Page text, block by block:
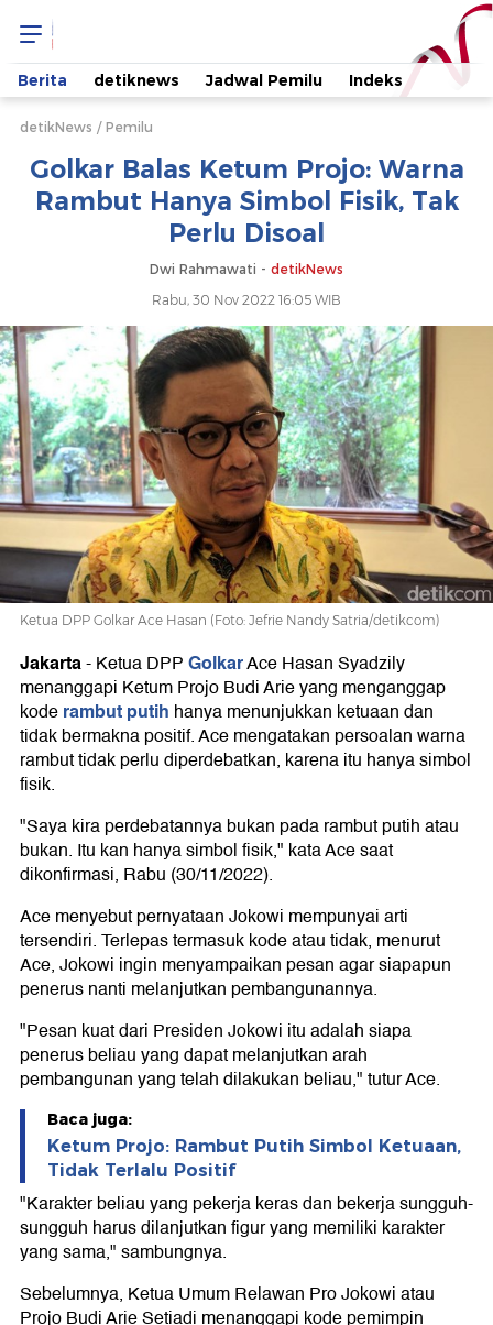
Golkar
Balas
Ketum
Projo:
Rambut
Hanya
Simbol
Fisik,
Tak
Perlu
Disoal
Berita detiknews Jadwal Pemilu Indeks
detikNews Pemilu
Golkar Balas Ketum Projo: Warna
Rambut Hanya Simbol Fisik, Tak
Perlu Disoal
Dwi Rahmawati - detikNews
Rabu, 30 Nov 2022 16:05 WIB
Ketua DPP Golkar Ace Hasan (Foto: Jefrie Nandy Satria/detikcom)
Jakarta-Ketua DPPGolkarAce Hasan Syadzily
menanggapi Ketum Projo Budi Arie yang menganggap
koderambut putih hanya menunjukkan ketuaan dan
tidak bermakna positif. Ace mengatakan persoalan warna
rambut tidak perlu diperdebatkan, karena itu hanya simbol
fisik.
"Saya kira perdebatannya bukan pada rambut putih atau
bukan. Itu kan hanya simbol fisik," kata Ace saat
dikonfirmasi, Rabu (30/11/2022).
Ace menyebut pernyataan Jokowi mempunyai arti
tersendiri. Terlepas termasuk kode atau tidak, menurut
Ace, Jokowi ingin menyampaikan pesan agar siapapun
penerus nanti melanjutkan pembangunannya.
"Pesan kuat dari Presiden Jokowi itu adalah siapa
penerus beliau yang dapat melanjutkan arah
pembangunan yang telah dilakukan beliau," tutur Ace.
Baca juga:
Ketum Projo: Rambut Putih Simbol Ketuaan,
Tidak Terlalu Positif
"Karakter beliau yang pekerja keras dan bekerja sungguh-
sungguh harus dilanjutkan figur yang memiliki karakter
yang sama," sambungnya.
Sebelumnya, Ketua Umum Relawan Pro Jokowi atau
Projo Budi Arie Setiadi menanggapi kode pemimpin